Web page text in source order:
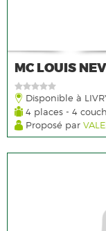
MC LOUIS
Disponible à
4 places - 4
Proposé par